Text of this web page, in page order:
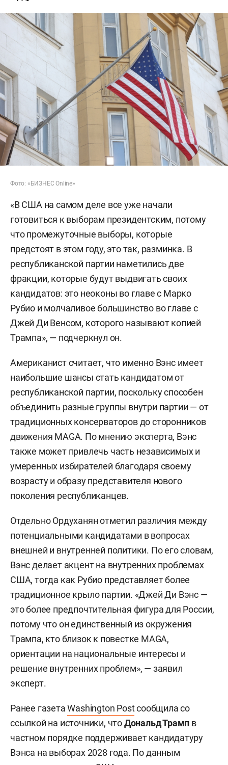
Фото: «БИЗНЕС Online»
«В США на самом деле все уже начали
готовиться к выборам президентским, потому
что промежуточные выборы, которые
предстоят в этом году, это так, разминка. В
республиканской партии наметились две
фракции, которые будут выдвигать своих
кандидатов: это неоконы во главе с Марко
Рубио и молчаливое большинство во главе с
Джей Ди Венсом, которого называют копией
Трампа», — подчеркнул он.
Американист считает, что именно Вэнс имеет
наибольшие шансы стать кандидатом от
республиканской партии, поскольку способен
объединить разные группы внутри партии — от
традиционных консерваторов до сторонников
движения MAGA. По мнению эксперта, Вэнс
также может привлечь часть независимых и
умеренных избирателей благодаря своему
возрасту и образу представителя нового
поколения республиканцев.
Отдельно Ордуханян отметил различия между
потенциальными кандидатами в вопросах
внешней и внутренней политики. По его словам,
Вэнс делает акцент на внутренних проблемах
США, тогда как Рубио представляет более
традиционное крыло партии. «Джей Ди Вэнс —
это более предпочтительная фигура для России,
потому что он единственный из окружения
Трампа, кто близок к повестке MAGA,
ориентации на национальные интересы и
решение внутренних проблем», — заявил
эксперт.
Ранее газетаWashington Postсообщила со
ссылкой на источники, чтоДональд Трамп в
частном порядке поддерживает кандидатуру
Вэнса на выборах 2028 года. По данным